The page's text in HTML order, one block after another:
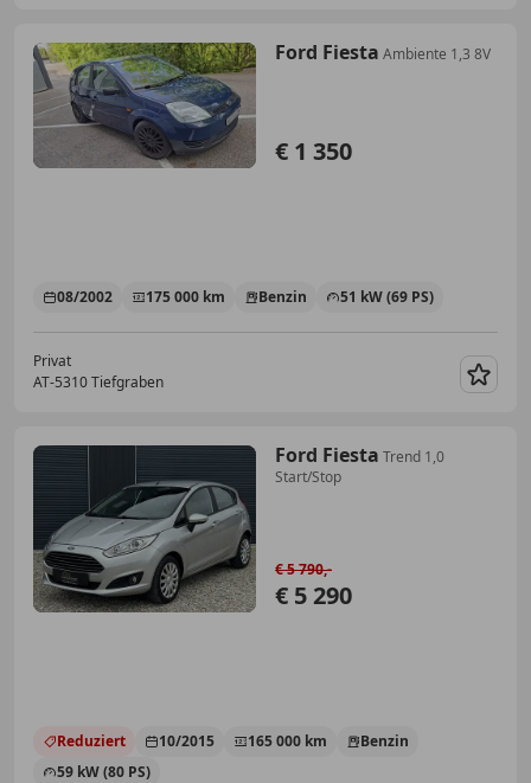
Ford Fiesta Ambiente 1,3 8V
€ 1 350
08/2002 175 000 km Benzin 51 kW (69 PS)
Privat
AT-5310 Tiefgraben
Ford Fiesta Trend 1,0
Start/Stop
€ 5 290
€ 5 790,-
Reduziert 10/2015 165 000 km
Benzin
59 kW (80 PS)